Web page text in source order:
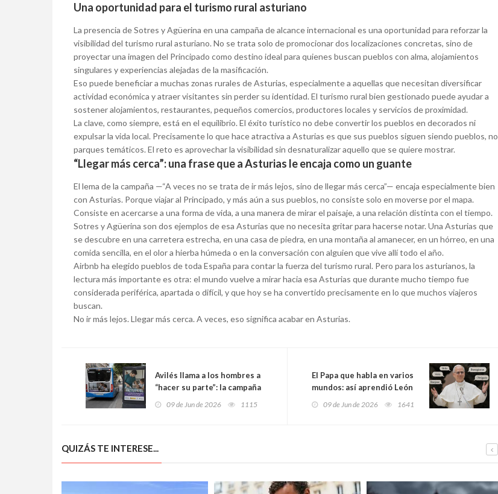
Una oportunidad para el turismo rural asturiano
La presencia de Sotres y Agüerina en una campaña de alcance internacional es una oportunidad para reforzar la
visibilidad del turismo rural asturiano. No se trata solo de promocionar dos localizaciones concretas, sino de
proyectar una imagen del Principado como destino ideal para quienes buscan pueblos con alma, alojamientos
singulares y experiencias alejadas de la masificación.
Eso puede beneficiar a muchas zonas rurales de Asturias, especialmente a aquellas que necesitan diversificar
actividad económica y atraer visitantes sin perder su identidad. El turismo rural bien gestionado puede ayudar a
sostener alojamientos, restaurantes, pequeños comercios, productores locales y servicios de proximidad.
La clave, como siempre, está en el equilibrio. El éxito turístico no debe convertir los pueblos en decorados ni
expulsar la vida local. Precisamente lo que hace atractiva a Asturias es que sus pueblos siguen siendo pueblos, no
parques temáticos. El reto es aprovechar la visibilidad sin desnaturalizar aquello que se quiere mostrar.
“Llegar más cerca”: una frase que a Asturias le encaja como un guante
El lema de la campaña —“A veces no se trata de ir más lejos, sino de llegar más cerca”— encaja especialmente bien
con Asturias. Porque viajar al Principado, y más aún a sus pueblos, no consiste solo en moverse por el mapa.
Consiste en acercarse a una forma de vida, a una manera de mirar el paisaje, a una relación distinta con el tiempo.
Sotres y Agüerina son dos ejemplos de esa Asturias que no necesita gritar para hacerse notar. Una Asturias que
se descubre en una carretera estrecha, en una casa de piedra, en una montaña al amanecer, en un hórreo, en una
comida sencilla, en el olor a hierba húmeda o en la conversación con alguien que vive allí todo el año.
Airbnb ha elegido pueblos de toda España para contar la fuerza del turismo rural. Pero para los asturianos, la
lectura más importante es otra: el mundo vuelve a mirar hacia esa Asturias que durante mucho tiempo fue
considerada periférica, apartada o difícil, y que hoy se ha convertido precisamente en lo que muchos viajeros
buscan.
No ir más lejos. Llegar más cerca. A veces, eso significa acabar en Asturias.
Avilés llama a los hombres a
“hacer su parte”: la campaña
que quiere cambiar el
09 de Jun de 2026 1115
El Papa que habla en varios
mundos: así aprendió León
XIV tantos idiomas y por
09 de Jun de 2026 1641
QUIZÁS TE INTERESE...